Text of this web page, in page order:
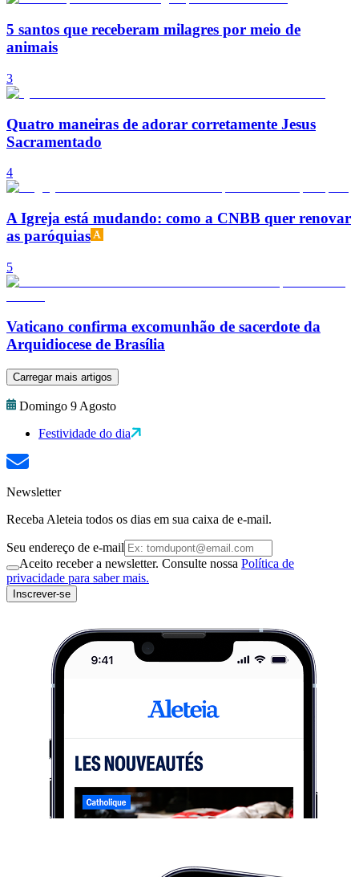
5 santos que receberam milagres por meio de
animais
3
Quatro maneiras de adorar corretamente Jesus
Sacramentado
4
A Igreja está mudando: como a CNBB quer renovar
as paróquias
5
Vaticano confirma excomunhão de sacerdote da
Arquidiocese de Brasília
Carregar mais artigos
Domingo 9 Agosto
Festividade do dia
Newsletter
Receba Aleteia todos os dias em sua caixa de e-mail.
Seu endereço de e-mail
Aceito receber a newsletter. Consulte nossa Política de
privacidade para saber mais.
Inscrever-se